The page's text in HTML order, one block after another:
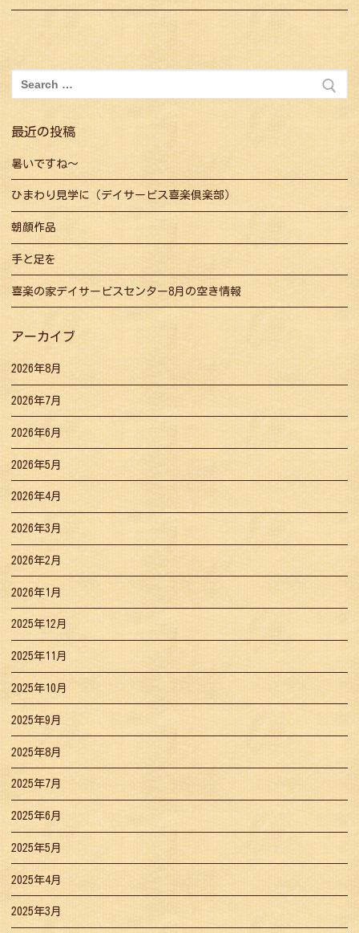
ナ
ビ
ゲ
ー
シ
ョ
ン
post:
post:
索:
最近の投稿
暑いですね～
ひまわり見学に（デイサービス喜楽倶楽部）
朝顔作品
手と足を
喜楽の家デイサービスセンター8月の空き情報
アーカイブ
2026年8月
2026年7月
2026年6月
2026年5月
2026年4月
2026年3月
2026年2月
2026年1月
2025年12月
2025年11月
2025年10月
2025年9月
2025年8月
2025年7月
2025年6月
2025年5月
2025年4月
2025年3月